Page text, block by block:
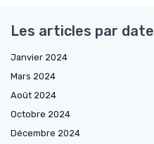
Les articles par date
Janvier 2024
Mars 2024
Août 2024
Octobre 2024
Décembre 2024